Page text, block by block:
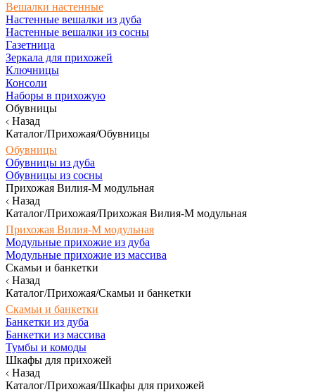
Вешалки настенные
Настенные вешалки из дуба
Настенные вешалки из сосны
Газетница
Зеркала для прихожей
Ключницы
Консоли
Наборы в прихожую
Обувницы
Назад
Каталог/Прихожая/Обувницы
Обувницы
Обувницы из дуба
Обувницы из сосны
Прихожая Вилия-М модульная
Назад
Каталог/Прихожая/Прихожая Вилия-М модульная
Прихожая Вилия-М модульная
Модульные прихожие из дуба
Модульные прихожие из массива
Скамьи и банкетки
Назад
Каталог/Прихожая/Скамьи и банкетки
Скамьи и банкетки
Банкетки из дуба
Банкетки из массива
Тумбы и комоды
Шкафы для прихожей
Назад
Каталог/Прихожая/Шкафы для прихожей